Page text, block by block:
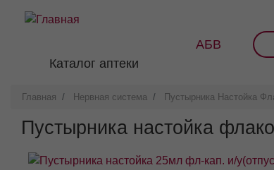
содержаниюКаталог аптеки
АБВ
2
Главная Нервная система Пустырника Настойка
Пустырника настойка
Внешний вид товара может отличаться от